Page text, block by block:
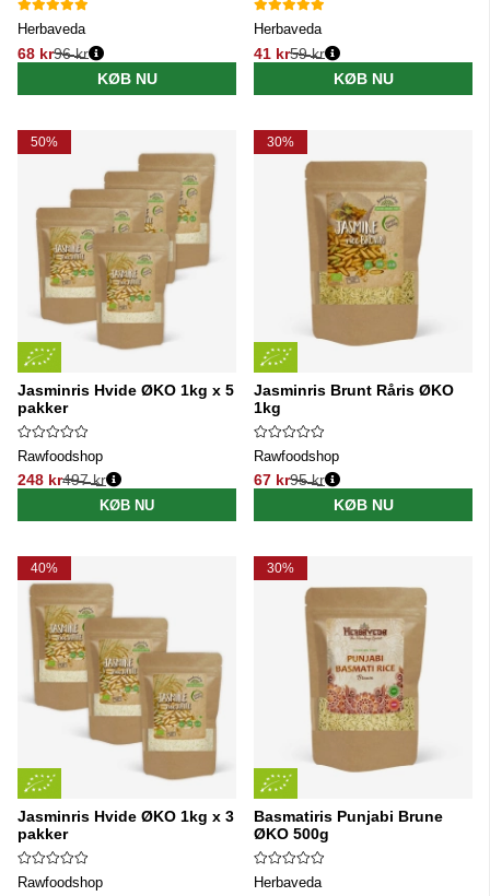
Herbaveda
68 kr
Normalpris:
96 kr
KØB NU
Herbaveda
41 kr
Normalpris:
59 kr
KØB NU
50%
Jasminris Hvide ØKO 1kg x 5
pakker
Rawfoodshop
248 kr
Normalpris:
497 kr
KØB NU
30%
Jasminris Brunt Råris ØKO
1kg
Rawfoodshop
67 kr
Normalpris:
95 kr
KØB NU
40%
Jasminris Hvide ØKO 1kg x 3
pakker
Rawfoodshop
30%
Basmatiris Punjabi Brune
ØKO 500g
Herbaveda